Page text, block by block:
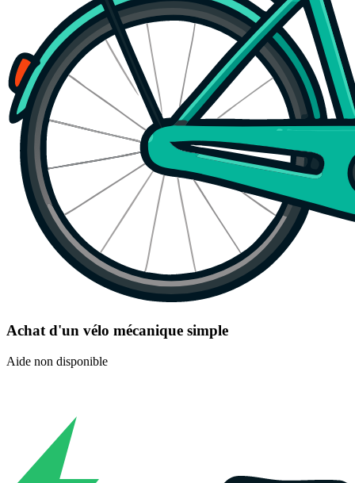
Achat d'un vélo mécanique simple
Aide non disponible